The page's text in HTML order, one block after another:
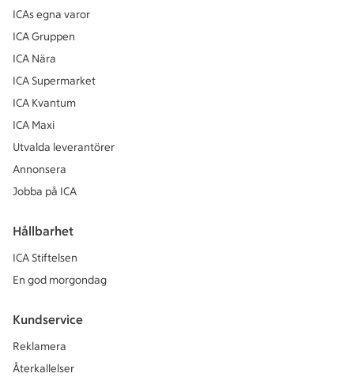
ICAs egna varor
ICA Gruppen
ICA Nära
ICA Supermarket
ICA Kvantum
ICA Maxi
Utvalda leverantörer
Annonsera
Jobba på ICA
Hållbarhet
ICA Stiftelsen
En god morgondag
Kundservice
Reklamera
Återkallelser